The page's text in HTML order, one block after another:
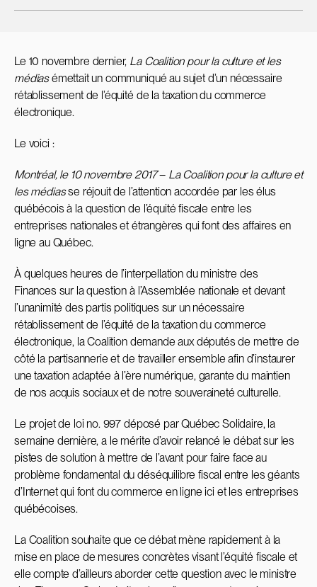
Le 10 novembre dernier, La Coalition pour la culture et les
médiasémettait un communiqué au sujet d’un nécessaire
rétablissement de l’équité de la taxation du commerce
électronique.
Le voici :
Montréal, le 10 novembre 2017– La Coalition pour la culture et
les médiasse réjouit de l’attention accordée par les élus
québécois à la question de l’équité fiscale entre les
entreprises nationales et étrangères qui font des affaires en
ligne au Québec.
À quelques heures de l’interpellation du ministre des
Finances sur la question à l’Assemblée nationale et devant
l’unanimité des partis politiques sur un nécessaire
rétablissement de l’équité de la taxation du commerce
électronique, la Coalition demande aux députés de mettre de
côté la partisannerie et de travailler ensemble afin d’instaurer
une taxation adaptée à l’ère numérique, garante du maintien
de nos acquis sociaux et de notre souveraineté culturelle.
Le projet de loi no. 997 déposé par Québec Solidaire, la
semaine dernière, a le mérite d’avoir relancé le débat sur les
pistes de solution à mettre de l’avant pour faire face au
problème fondamental du déséquilibre fiscal entre les géants
d’Internet qui font du commerce en ligne ici et les entreprises
québécoises.
La Coalition souhaite que ce débat mène rapidement à la
mise en place de mesures concrètes visant l’équité fiscale et
elle compte d’ailleurs aborder cette question avec le ministre